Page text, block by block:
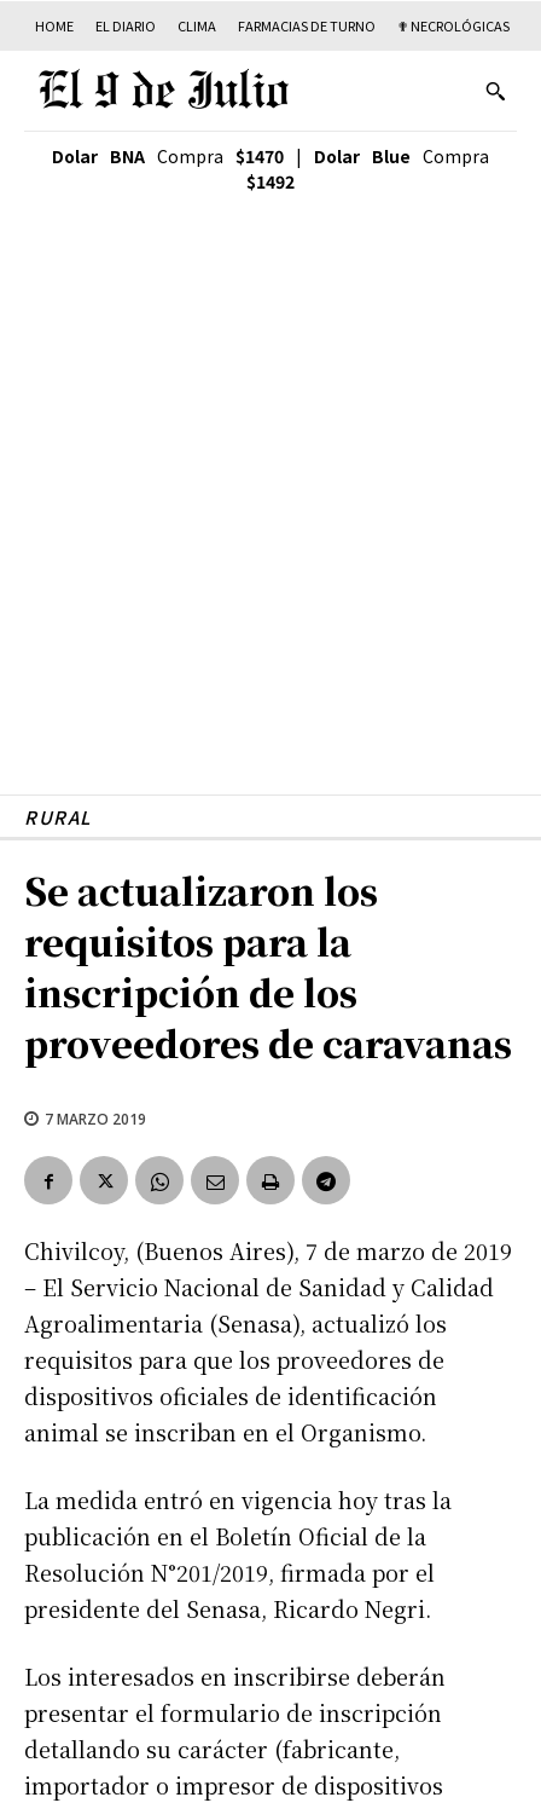
HOME EL DIARIO CLIMA FARMACIAS DE TURNO ✟ NECROLÓGICAS
Dolar BNA Compra $1470 | Dolar Blue Compra
$1492
RURAL
Se actualizaron los
requisitos para la
inscripción de los
proveedores de caravanas
7 MARZO 2019
Chivilcoy, (Buenos Aires), 7 de marzo de 2019
– El Servicio Nacional de Sanidad y Calidad
Agroalimentaria (Senasa), actualizó los
requisitos para que los proveedores de
dispositivos oficiales de identificación
animal se inscriban en el Organismo.
La medida entró en vigencia hoy tras la
publicación en el Boletín Oficial de la
Resolución N°201/2019, firmada por el
presidente del Senasa, Ricardo Negri.
Los interesados en inscribirse deberán
presentar el formulario de inscripción
detallando su carácter (fabricante,
importador o impresor de dispositivos